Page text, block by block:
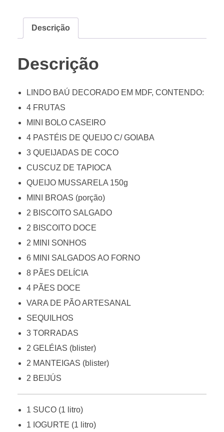
Descrição
Descrição
LINDO BAÚ DECORADO EM MDF, CONTENDO:
4 FRUTAS
MINI BOLO CASEIRO
4 PASTÉIS DE QUEIJO C/ GOIABA
3 QUEIJADAS DE COCO
CUSCUZ DE TAPIOCA
QUEIJO MUSSARELA 150g
MINI BROAS (porção)
2 BISCOITO SALGADO
2 BISCOITO DOCE
2 MINI SONHOS
6 MINI SALGADOS AO FORNO
8 PÃES DELÍCIA
4 PÃES DOCE
VARA DE PÃO ARTESANAL
SEQUILHOS
3 TORRADAS
2 GELÉIAS (blister)
2 MANTEIGAS (blister)
2 BEIJÚS
1 SUCO (1 litro)
1 IOGURTE (1 litro)